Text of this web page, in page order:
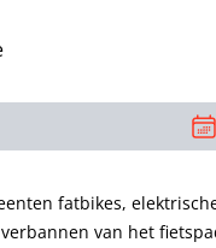
fatbikes,
van het